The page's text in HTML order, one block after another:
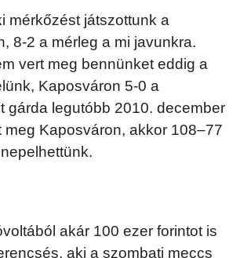
mérkőzést játszottunk a
8-2 a mérleg a mi javunkra.
vert meg bennünket eddig a
Kaposváron 5-0 a
gárda legutóbb 2010. december
meg Kaposváron, akkor 108–77
akár 100 ezer forintot is
aki a szombati meccs